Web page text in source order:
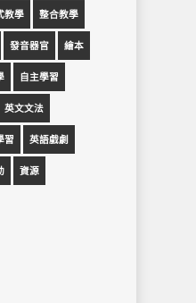
教學 整合教學
發音器官 繪本
自主學習
英文文法
習 英語戲劇
資源